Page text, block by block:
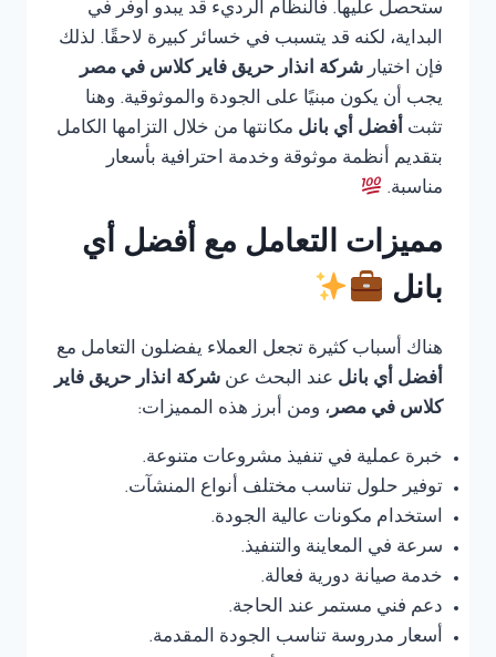
ستحصل عليها. فالنظام الرديء قد يبدو أوفر في
البداية، لكنه قد يتسبب في خسائر كبيرة لاحقًا. لذلك
فإن اختيار شركة انذار حريق فاير كلاس في مصر
يجب أن يكون مبنيًا على الجودة والموثوقية. وهنا
تثبت أفضل أي بانل مكانتها من خلال التزامها الكامل
بتقديم أنظمة موثوقة وخدمة احترافية بأسعار
مناسبة.
مميزات التعامل مع أفضل أي
بانل
هناك أسباب كثيرة تجعل العملاء يفضلون التعامل مع
أفضل أي بانل عند البحث عن شركة انذار حريق فاير
كلاس في مصر، ومن أبرز هذه المميزات:
خبرة عملية في تنفيذ مشروعات متنوعة.
توفير حلول تناسب مختلف أنواع المنشآت.
استخدام مكونات عالية الجودة.
سرعة في المعاينة والتنفيذ.
خدمة صيانة دورية فعالة.
دعم فني مستمر عند الحاجة.
أسعار مدروسة تناسب الجودة المقدمة.